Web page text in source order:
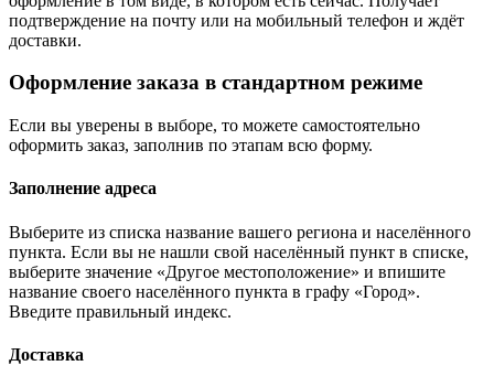
подтверждение на почту или на мобильный телефон и ждёт
доставки.
Оформление заказа в стандартном режиме
Если вы уверены в выборе, то можете самостоятельно
оформить заказ, заполнив по этапам всю форму.
Заполнение адреса
Выберите из списка название вашего региона и населённого
пункта. Если вы не нашли свой населённый пункт в списке,
выберите значение «Другое местоположение» и впишите
название своего населённого пункта в графу «Город».
Введите правильный индекс.
Доставка